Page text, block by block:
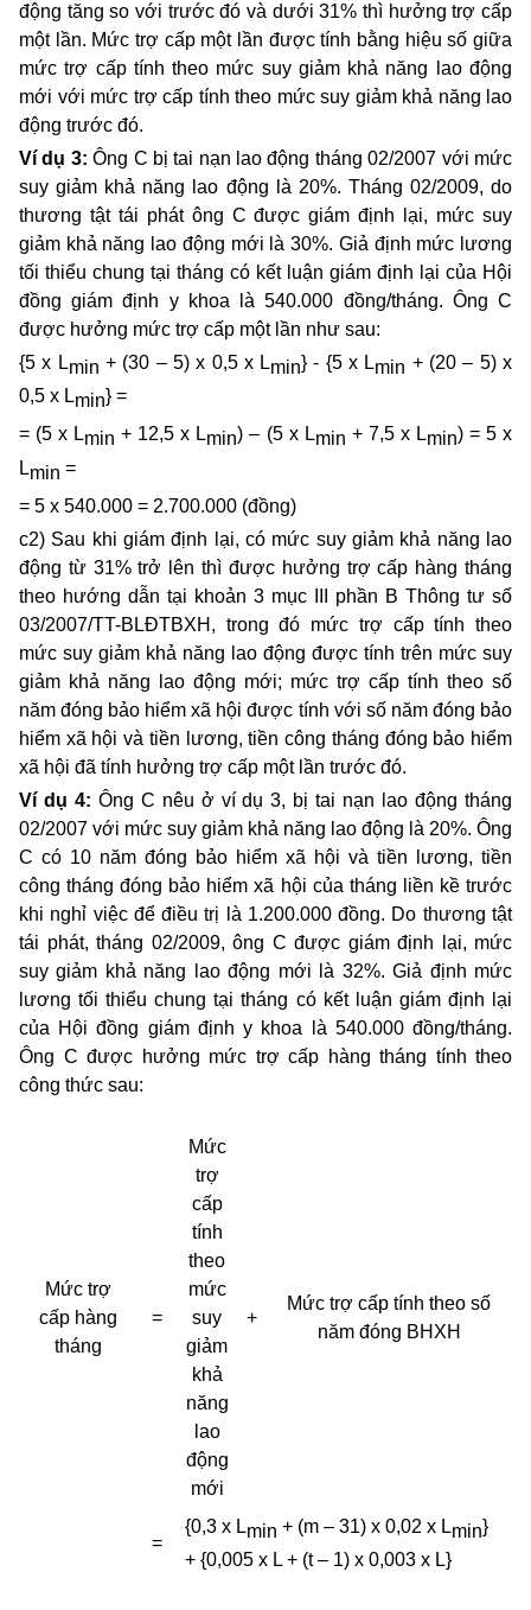
động tăng so với trước đó và dưới 31% thì hưởng trợ cấp
một lần. Mức trợ cấp một lần được tính bằng hiệu số giữa
mức trợ cấp tính theo mức suy giảm khả năng lao động
mới với mức trợ cấp tính theo mức suy giảm khả năng lao
động trước đó.
Ví dụ 3: Ông C bị tai nạn lao động tháng 02/2007 với mức
suy giảm khả năng lao động là 20%. Tháng 02/2009, do
thương tật tái phát ông C được giám định lại, mức suy
giảm khả năng lao động mới là 30%. Giả định mức lương
tối thiểu chung tại tháng có kết luận giám định lại của Hội
đồng giám định y khoa là 540.000 đồng/tháng. Ông C
được hưởng mức trợ cấp một lần như sau:
{5 x Lmin + (30 – 5) x 0,5 x Lmin} - {5 x Lmin + (20 – 5) x
0,5 x Lmin} =
= (5 x Lmin + 12,5 x Lmin) – (5 x Lmin + 7,5 x Lmin) = 5 x
Lmin =
= 5 x 540.000 = 2.700.000 (đồng)
c2) Sau khi giám định lại, có mức suy giảm khả năng lao
động từ 31% trở lên thì được hưởng trợ cấp hàng tháng
theo hướng dẫn tại khoản 3 mục III phần B Thông tư số
03/2007/TT-BLĐTBXH, trong đó mức trợ cấp tính theo
mức suy giảm khả năng lao động được tính trên mức suy
giảm khả năng lao động mới; mức trợ cấp tính theo số
năm đóng bảo hiểm xã hội được tính với số năm đóng bảo
hiểm xã hội và tiền lương, tiền công tháng đóng bảo hiểm
xã hội đã tính hưởng trợ cấp một lần trước đó.
Ví dụ 4: Ông C nêu ở ví dụ 3, bị tai nạn lao động tháng
02/2007 với mức suy giảm khả năng lao động là 20%. Ông
C có 10 năm đóng bảo hiểm xã hội và tiền lương, tiền
công tháng đóng bảo hiểm xã hội của tháng liền kề trước
khi nghỉ việc để điều trị là 1.200.000 đồng. Do thương tật
tái phát, tháng 02/2009, ông C được giám định lại, mức
suy giảm khả năng lao động mới là 32%. Giả định mức
lương tối thiểu chung tại tháng có kết luận giám định lại
của Hội đồng giám định y khoa là 540.000 đồng/tháng.
Ông C được hưởng mức trợ cấp hàng tháng tính theo
công thức sau:
Mức trợ
cấp hàng
tháng
=
Mức
trợ
cấp
tính
theo
mức
suy
giảm
khả
năng
lao
động
mới
+
Mức trợ cấp tính theo số
năm đóng BHXH
=
{0,3 x Lmin + (m – 31) x 0,02 x Lmin}
+ {0,005 x L + (t – 1) x 0,003 x L}